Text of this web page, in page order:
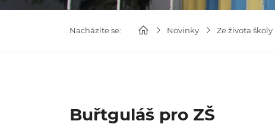
Nacházíte se: Novinky Ze života školy
Buřtguláš pro ZŠ